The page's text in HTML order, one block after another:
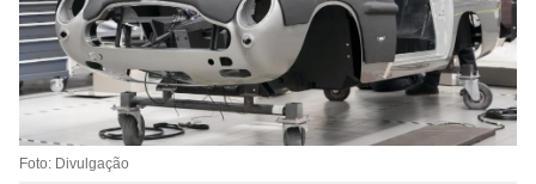
Foto: Divulgação